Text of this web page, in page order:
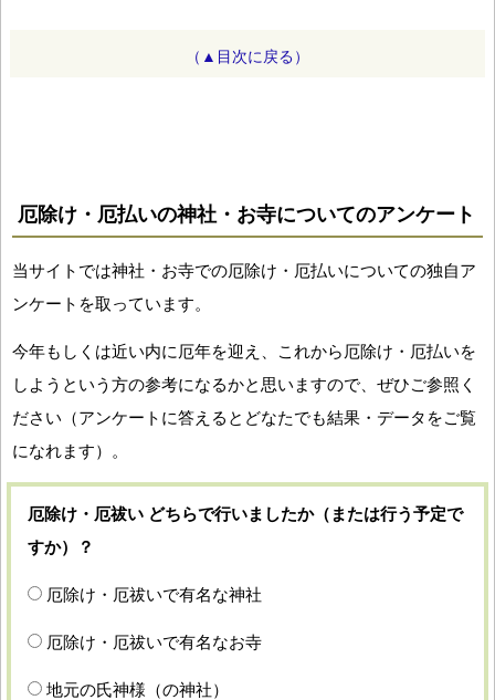
（▲目次に戻る）
厄除け・厄払いの神社・お寺についてのアンケート
当サイトでは神社・お寺での厄除け・厄払いについての独自ア
ンケートを取っています。
今年もしくは近い内に厄年を迎え、これから厄除け・厄払いを
しようという方の参考になるかと思いますので、ぜひご参照く
ださい（アンケートに答えるとどなたでも結果・データをご覧
になれます）。
厄除け・厄祓い どちらで行いましたか（または行う予定で
すか）？
厄除け・厄祓いで有名な神社
厄除け・厄祓いで有名なお寺
地元の氏神様（の神社）